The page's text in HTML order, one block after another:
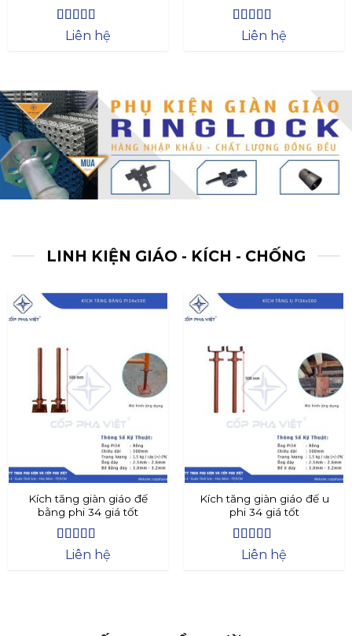
Được xếp
Liên hệ
Được xếp
Liên hệ
LINH KIỆN GIÁO - KÍCH - CHỐNG
Kích tăng giàn giáo đế
bằng phi 34 giá tốt
Được xếp
5
Liên hệ
Kích tăng giàn giáo đế u
phi 34 giá tốt
Được xếp
5
Liên hệ